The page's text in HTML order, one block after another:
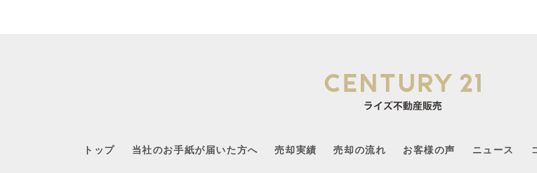
トップ 当社のお手紙が届いた方へ 売却実績 売却の流れ お客様の声 ニュース